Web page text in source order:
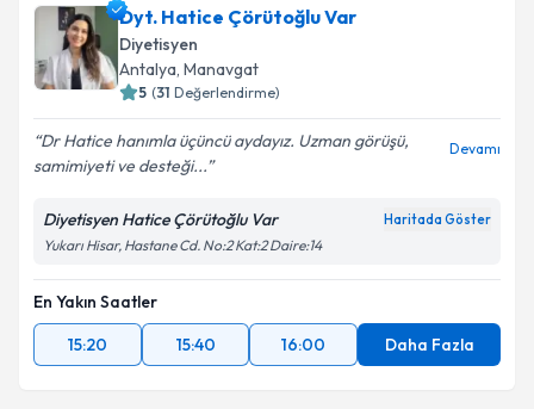
Dyt. Hatice Çörütoğlu Var
Diyetisyen
Antalya, Manavgat
5 (31 Değerlendirme)
Dr Hatice hanımla üçüncü aydayız. Uzman görüşü,
samimiyeti ve desteği...
Devamı
Diyetisyen Hatice Çörütoğlu Var Haritada Göster
Yukarı Hisar, Hastane Cd. No:2 Kat:2 Daire:14
En Yakın Saatler
15:20
15:40 16:00 Daha Fazla